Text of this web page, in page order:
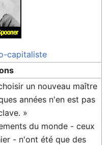
capitaliste
un nouveau maître
années n'en est pas
»
du monde - ceux
- n'ont été que des